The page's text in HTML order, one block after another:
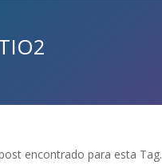
encontrado para esta Tag.